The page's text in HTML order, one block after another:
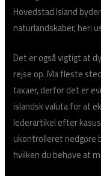
Hovedstad Island
naturlandskaber, heri
Det er også vigtigt at
rejse op. Ma fleste
taxaer, derfor det er
islandsk valuta for at
lederartikel efter
ukontrolleret nedgøre
hvilken du behøve at